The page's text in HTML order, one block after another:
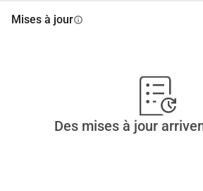
Mises à jourinfo
Des mises à jour